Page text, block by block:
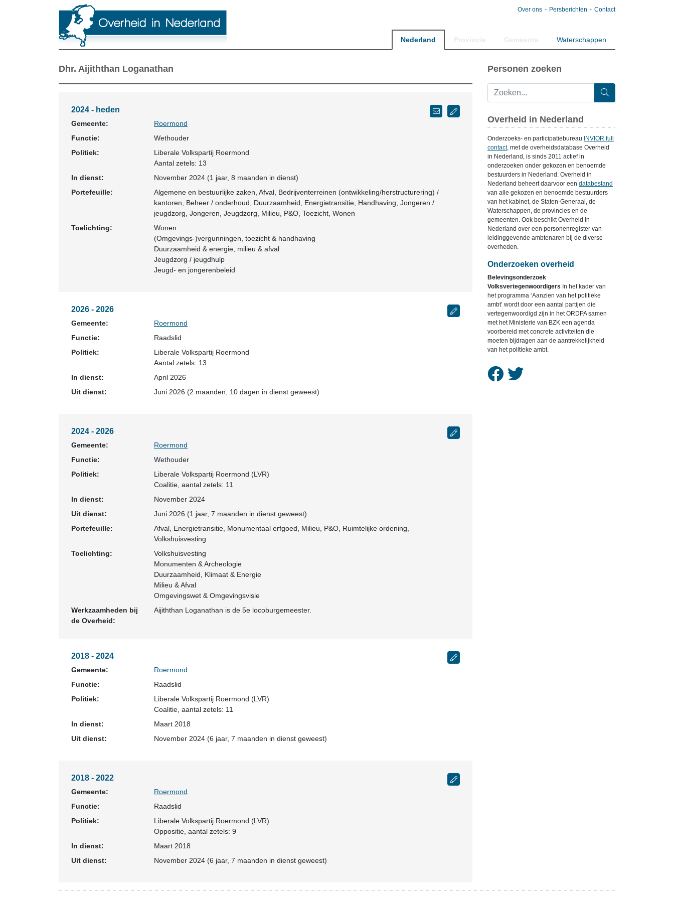
Over ons Persberichten Contact
Nederland Waterschappen
Dhr. Aijiththan Loganathan
2024 - heden
Gemeente:
Roermond
Functie:
Wethouder
Politiek:
Liberale Volkspartij Roermond
Aantal zetels: 13
In dienst:
November 2024 (1 jaar, 8 maanden in dienst)
Portefeuille:
Algemene en bestuurlijke zaken, Afval, Bedrijventerreinen (ontwikkeling/herstructurering) /
kantoren, Beheer / onderhoud, Duurzaamheid, Energietransitie, Handhaving, Jongeren /
jeugdzorg, Jongeren, Jeugdzorg, Milieu, P&O, Toezicht, Wonen
Toelichting:
Wonen
(Omgevings-)vergunningen, toezicht & handhaving
Duurzaamheid & energie, milieu & afval
Jeugdzorg / jeugdhulp
Jeugd- en jongerenbeleid
2026 - 2026
Gemeente:
Roermond
Functie:
Raadslid
Politiek:
Liberale Volkspartij Roermond
Aantal zetels: 13
In dienst:
April 2026
Uit dienst:
Juni 2026 (2 maanden, 10 dagen in dienst geweest)
2024 - 2026
Gemeente:
Roermond
Functie:
Wethouder
Politiek:
Liberale Volkspartij Roermond (LVR)
Coalitie , aantal zetels: 11
In dienst:
November 2024
Uit dienst:
Juni 2026 (1 jaar, 7 maanden in dienst geweest)
Portefeuille:
Afval, Energietransitie, Monumentaal erfgoed, Milieu, P&O, Ruimtelijke ordening,
Volkshuisvesting
Toelichting:
Volkshuisvesting
Monumenten & Archeologie
Duurzaamheid, Klimaat & Energie
Milieu & Afval
Omgevingswet & Omgevingsvisie
Werkzaamheden bij
de Overheid:
Aijiththan Loganathan is de 5e locoburgemeester.
2018 - 2024
Gemeente:
Roermond
Functie:
Raadslid
Politiek:
Liberale Volkspartij Roermond (LVR)
Coalitie , aantal zetels: 11
In dienst:
Maart 2018
Uit dienst:
November 2024 (6 jaar, 7 maanden in dienst geweest)
2018 - 2022
Gemeente:
Roermond
Functie:
Raadslid
Politiek:
Liberale Volkspartij Roermond (LVR)
Oppositie , aantal zetels: 9
In dienst:
Maart 2018
Uit dienst:
November 2024 (6 jaar, 7 maanden in dienst geweest)
Personen zoeken
Overheid in Nederland
Onderzoeks- en participatiebureau
INVIOR full
contact, met de overheidsdatabase Overheid
in Nederland, is sinds 2011 actief in
onderzoeken onder gekozen en benoemde
bestuurders in Nederland. Overheid in
Nederland beheert daarvoor een databestand
van alle gekozen en benoemde bestuurders
van het kabinet, de Staten-Generaal, de
Waterschappen, de provincies en de
gemeenten. Ook beschikt Overheid in
Nederland over een personenregister van
leidinggevende ambtenaren bij de diverse
overheden.
Onderzoeken overheid
Belevingsonderzoek
Volksvertegenwoordigers In het kader van
het programma ‘Aanzien van het politieke
ambt’ wordt door een aantal partijen die
vertegenwoordigd zijn in het ORDPA samen
met het Ministerie van BZK een agenda
voorbereid met concrete activiteiten die
moeten bijdragen aan de aantrekkelijkheid
van het politieke ambt.